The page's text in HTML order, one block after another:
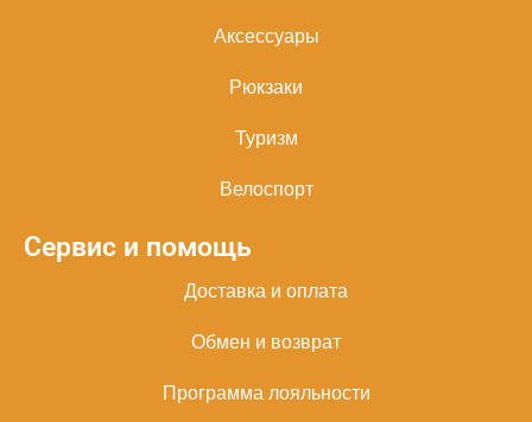
Аксессуары
Рюкзаки
Туризм
Велоспорт
Сервис и помощь
Доставка и оплата
Обмен и возврат
Программа лояльности